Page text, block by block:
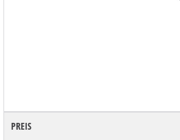
PREIS